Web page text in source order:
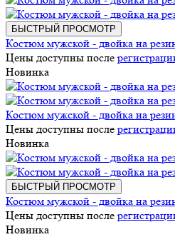
БЫСТРЫЙ ПРОСМОТР
Костюм мужской - двойка на
Цены доступны после
Новинка
Костюм мужской - двойка на
Цены доступны после
Новинка
БЫСТРЫЙ ПРОСМОТР
Костюм мужской - двойка на
Цены доступны после
Новинка